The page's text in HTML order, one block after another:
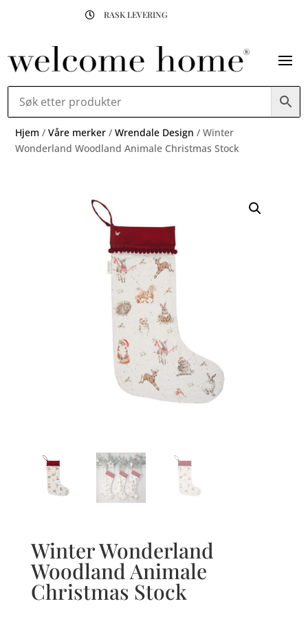
 RASK LEVERING
Hjem /Våre merker /Wrendale Design / Winter
Wonderland Woodland Animale Christmas Stock
Winter Wonderland
Woodland Animale
Christmas Stock